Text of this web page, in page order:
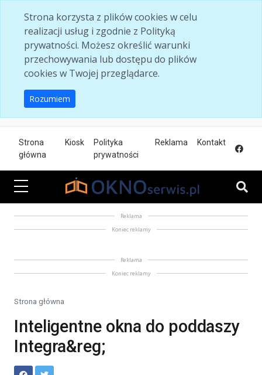
Strona korzysta z plików cookies w celu
realizacji usług i zgodnie z Polityką
prywatności. Możesz określić warunki
przechowywania lub dostępu do plików
cookies w Twojej przeglądarce.
Rozumiem
Strona
główna
Kiosk
Polityka
prywatności
Reklama Kontakt
Reklama
Koniec reklamy
Reklama
Koniec reklamy
Strona główna
Inteligentne okna do poddaszy
Integra&reg;